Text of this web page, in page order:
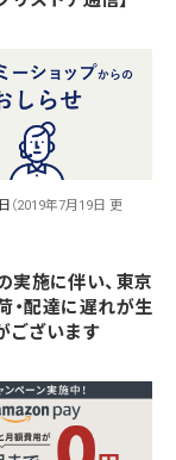
（2019年7月19日 更
実施に伴い、東京
・配達に遅れが生
ございます